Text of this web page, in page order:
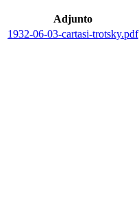
Adjunto
1932-06-03-cartasi-trotsky.pdf